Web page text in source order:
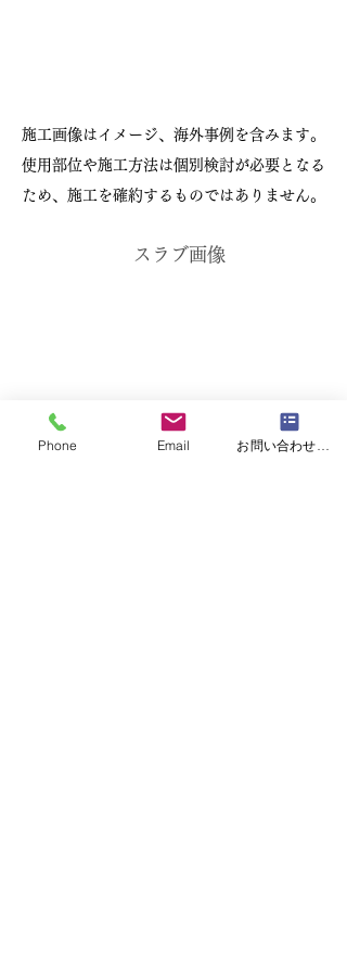
施工画像はイメージ、海外事例を含みます。
使用部位や施工方法は個別検討が必要となる
ため、施工を確約するものではありません。
スラブ画像
Phone Email